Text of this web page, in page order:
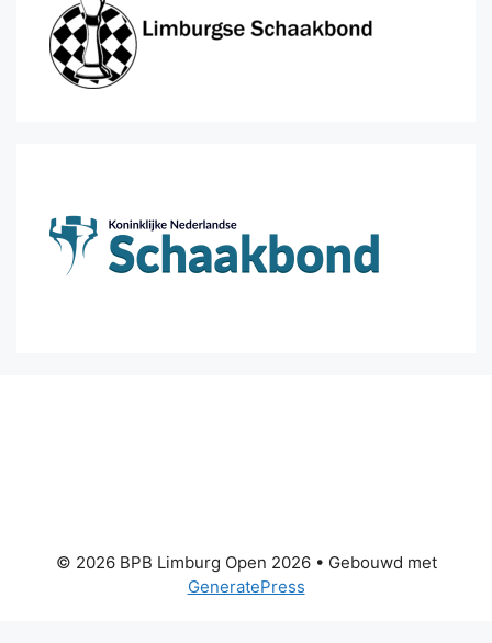
© 2026 BPB Limburg Open 2026• Gebouwd met
GeneratePress